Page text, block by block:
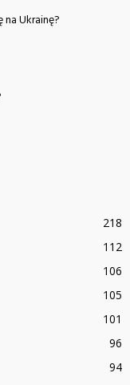
Ukrainę?
218
112
106
105
101
96
94